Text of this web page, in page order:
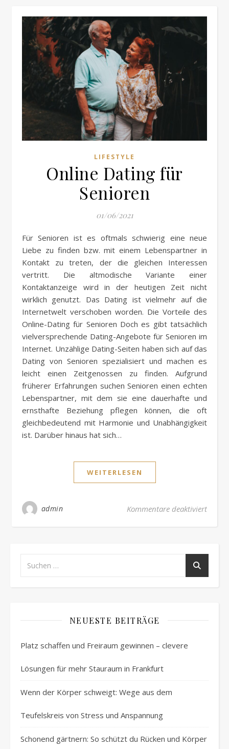
LIFESTYLE
Online Dating für
Senioren
01/06/2021
Für Senioren ist es oftmals schwierig eine neue
Liebe zu finden bzw. mit einem Lebenspartner in
Kontakt zu treten, der die gleichen Interessen
vertritt. Die altmodische Variante einer
Kontaktanzeige wird in der heutigen Zeit nicht
wirklich genutzt. Das Dating ist vielmehr auf die
Internetwelt verschoben worden. Die Vorteile des
Online-Dating für Senioren Doch es gibt tatsächlich
vielversprechende Dating-Angebote für Senioren im
Internet. Unzählige Dating-Seiten haben sich auf das
Dating von Senioren spezialisiert und machen es
leicht einen Zeitgenossen zu finden. Aufgrund
früherer Erfahrungen suchen Senioren einen echten
Lebenspartner, mit dem sie eine dauerhafte und
ernsthafte Beziehung pflegen können, die oft
gleichbedeutend mit Harmonie und Unabhängigkeit
ist. Darüber hinaus hat sich…
WEITERLESEN
admin Kommentare deaktiviertfür
NEUESTE BEITRÄGE
Platz schaffen und Freiraum gewinnen – clevere
Lösungen für mehr Stauraum in Frankfurt
Wenn der Körper schweigt: Wege aus dem
Teufelskreis von Stress und Anspannung
Schonend gärtnern: So schützt du Rücken und Körper